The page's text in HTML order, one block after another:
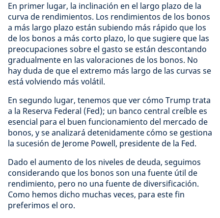
En primer lugar, la inclinación en el largo plazo de la
curva de rendimientos. Los rendimientos de los bonos
a más largo plazo están subiendo más rápido que los
de los bonos a más corto plazo, lo que sugiere que las
preocupaciones sobre el gasto se están descontando
gradualmente en las valoraciones de los bonos. No
hay duda de que el extremo más largo de las curvas se
está volviendo más volátil.
En segundo lugar, tenemos que ver cómo Trump trata
a la Reserva Federal (Fed); un banco central creíble es
esencial para el buen funcionamiento del mercado de
bonos, y se analizará detenidamente cómo se gestiona
la sucesión de Jerome Powell, presidente de la Fed.
Dado el aumento de los niveles de deuda, seguimos
considerando que los bonos son una fuente útil de
rendimiento, pero no una fuente de diversificación.
Como hemos dicho muchas veces, para este fin
preferimos el oro.